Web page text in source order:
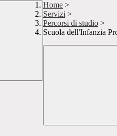
Home >
Servizi >
Percorsi di studio >
Scuola dell'Infanzia